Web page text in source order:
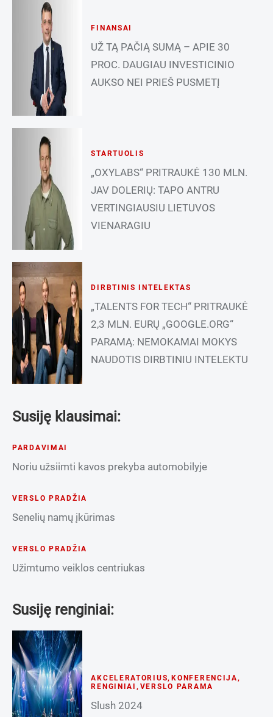
FINANSAI
UŽ TĄ PAČIĄ SUMĄ – APIE 30
PROC. DAUGIAU INVESTICINIO
AUKSO NEI PRIEŠ PUSMETĮ
STARTUOLIS
„OXYLABS“ PRITRAUKĖ 130 MLN.
JAV DOLERIŲ: TAPO ANTRU
VERTINGIAUSIU LIETUVOS
VIENARAGIU
DIRBTINIS INTELEKTAS
„TALENTS FOR TECH“ PRITRAUKĖ
2,3 MLN. EURŲ „GOOGLE.ORG“
PARAMĄ: NEMOKAMAI MOKYS
NAUDOTIS DIRBTINIU INTELEKTU
Susiję klausimai:
PARDAVIMAI
Noriu užsiimti kavos prekyba automobilyje
VERSLO PRADŽIA
Senelių namų įkūrimas
VERSLO PRADŽIA
Užimtumo veiklos centriukas
Susiję renginiai:
AKCELERATORIUS, KONFERENCIJA,
RENGINIAI , VERSLO PARAMA
Slush 2024